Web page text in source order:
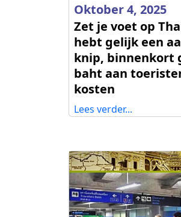
Oktober 4, 2025
Zet je voet op
hebt gelijk een
knip, binnenkort
baht aan
kosten
Lees verder...